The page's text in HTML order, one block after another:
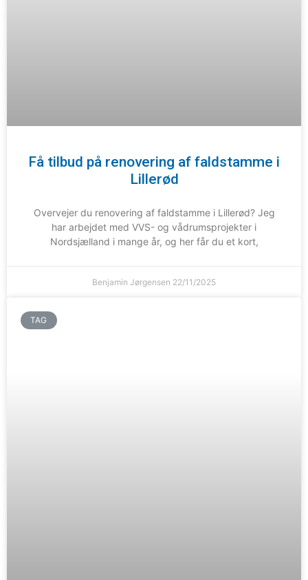
Få tilbud på renovering af faldstamme i
Lillerød
Overvejer du renovering af faldstamme i Lillerød? Jeg
har arbejdet med VVS- og vådrumsprojekter i
Nordsjælland i mange år, og her får du et kort,
Benjamin Jørgensen 22/11/2025
TAG